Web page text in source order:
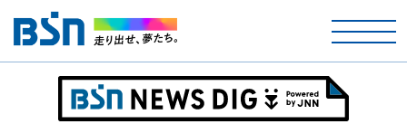
ホーム